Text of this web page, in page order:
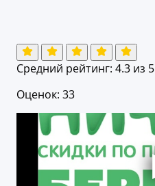
Средний рейтинг: 4.3 из 5
Оценок: 33